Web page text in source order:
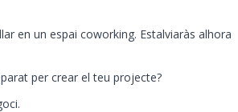
en un espai coworking. Estalviaràs alhora
per crear el teu projecte?